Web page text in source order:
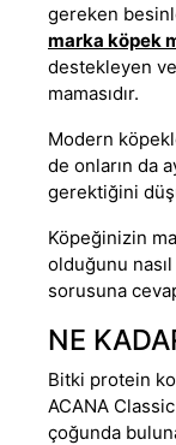
gereken
marka köpek
destekleyen
mamasıdır.
Modern
de onların da
gerektiğini
Köpeğinizin
olduğunu
sorusuna
NE
Bitki protein
ACANA
çoğunda